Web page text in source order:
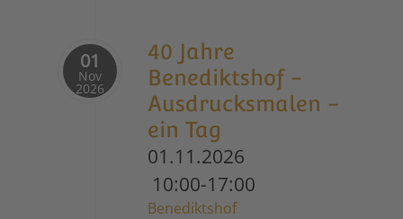
01
Nov
2026
40 Jahre
Benediktshof -
Ausdrucksmalen -
ein Tag
01.11.2026
10:00-17:00
Benediktshof